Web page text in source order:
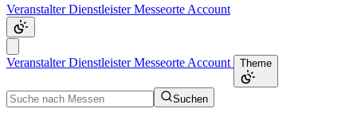
VeranstalterDienstleisterMesseorte Account
VeranstalterDienstleisterMesseorte Account Theme
Suchen